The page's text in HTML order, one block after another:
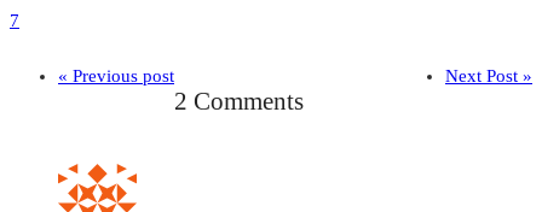
7
« Previous post Next Post »
2 Comments